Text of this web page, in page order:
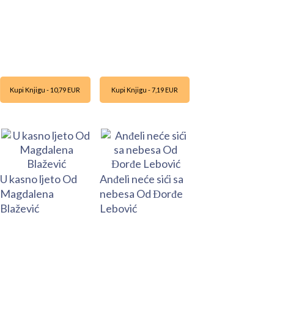
Kupi Knjigu - 10,79 EUR
U kasno ljeto Od
Magdalena
Blažević
Kupi Knjigu - 7,19 EUR
Anđeli neće sići sa
nebesa Od Đorđe
Lebović